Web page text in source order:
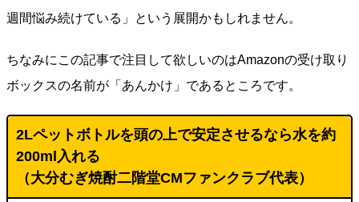
週間悩み続けている」という展開かもしれません。
ちなみにこの記事で注目して欲しいのはAmazonの受け取り
ボックスの名前が「あんかけ」であるところです。
2Lペットボトルを頭の上で安定させるなら水を約
200ml入れる
（大分むぎ焼酎二階堂CMファンクラブ代表）